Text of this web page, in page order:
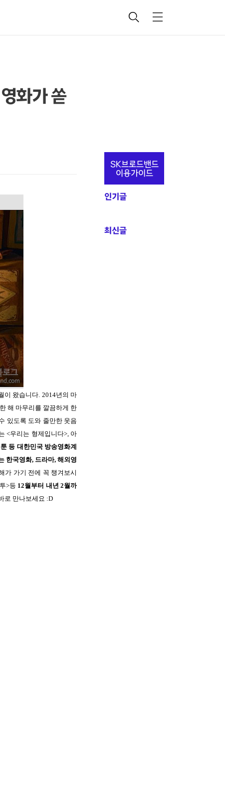
검
메
화가 쏟
이 왔습니다. 2014년의 마
해 마무리를 깔끔하게 한
있도록 도와 줄만한 웃음
<우리는 형제입니다>, 아
등 대한민국 방송영화계
한국영화, 드라마, 해외영
가 가기 전에 꼭 챙겨보시
>등 12월부터 내년 2월까
로 만나보세요 :D
추
정
보
SK브로드밴드
이용가이드
인기글
최신글